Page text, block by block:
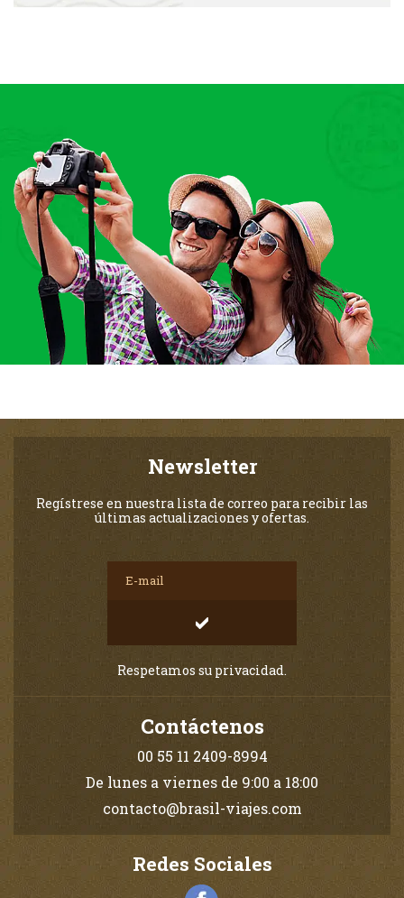
Newsletter
Regístrese en nuestra lista de correo para recibir las
últimas actualizaciones y ofertas.
Respetamos su privacidad.
Contáctenos
00 55 11 2409-8994
De lunes a viernes de 9:00 a 18:00
contacto@brasil-viajes.com
Redes Sociales